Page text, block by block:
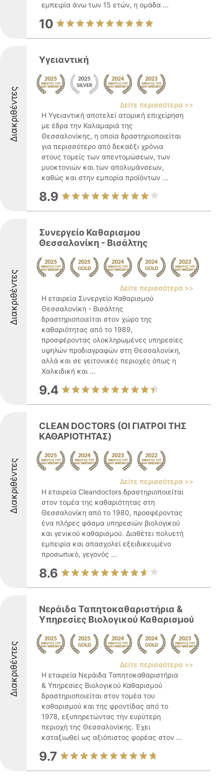
εμπειρία άνω των 15 ετών, η ομάδα ...
10
Διακριθέντες
Υγειαντική
Δείτε περισσότερα >>
Η Υγειαντική αποτελεί ατομική επιχείρηση
με έδρα την Καλαμαριά της
Θεσσαλονίκης, η οποία δραστηριοποιείται
για περισσότερο από δεκαέξι χρόνια
στους τομείς των απεντομώσεων, των
μυοκτονιών και των απολυμάνσεων,
καθώς και στην εμπορία προϊόντων ...
8.9
Διακριθέντες
Συνεργείο Καθαρισμου
Θεσσαλονίκη - Βισάλτης
Δείτε περισσότερα >>
Η εταιρεία Συνεργείο Καθαρισμού
Θεσσαλονίκη - Βισάλτης
δραστηριοποιείται στον χώρο της
καθαριότητας από το 1989,
προσφέροντας ολοκληρωμένες υπηρεσίες
υψηλών προδιαγραφών στη Θεσσαλονίκη,
αλλά και σε γειτονικές περιοχές όπως η
Χαλκιδική και ...
9.4
Διακριθέντες
CLEAN DOCTORS (ΟΙ ΓΙΑΤΡΟΙ ΤΗΣ
ΚΑΘΑΡΙΟΤΗΤΑΣ)
Δείτε περισσότερα >>
Η εταιρεία Cleandoctors δραστηριοποιείται
στον τομέα της καθαριότητας στη
Θεσσαλονίκη από το 1980, προσφέροντας
ένα πλήρες φάσμα υπηρεσιών βιολογικού
και γενικού καθαρισμού. Διαθέτει πολυετή
εμπειρία και απασχολεί εξειδικευμένο
προσωπικό, γεγονός ...
8.6
Διακριθέντες
Νεράιδα Ταπητοκαθαριστήρια &
Υπηρεσίες Βιολογικού Καθαρισμού
Δείτε περισσότερα >>
Η εταιρεία Νεράιδα Ταπητοκαθαριστήρια
& Υπηρεσίες Βιολογικού Καθαρισμού
δραστηριοποιείται στον τομέα του
καθαρισμού και της φροντίδας από το
1978, εξυπηρετώντας την ευρύτερη
περιοχή της Θεσσαλονίκης. Έχει
καταξιωθεί ως αξιόπιστος φορέας στον ...
9.7